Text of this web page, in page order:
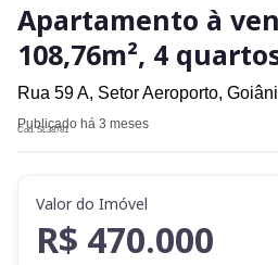
Apartamento à
108,76m², 4
Rua 59 A, Setor Aeroporto,
Publicado há 3 meses
Cod. SL38781
Valor do Imóvel
R$ 470.000